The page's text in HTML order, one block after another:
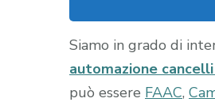
Siamo in grado di
automazione
può essere FAAC,